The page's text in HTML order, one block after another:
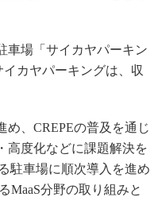
車場「サイカヤパーキン
カヤパーキングは、収
、CREPEの普及を通じ
高度化などに課題解決を
駐車場に順次導入を進め
MaaS分野の取り組みと